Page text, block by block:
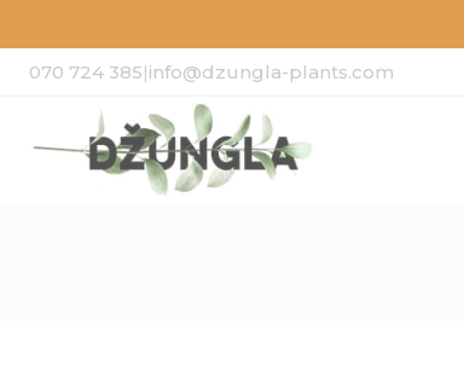
070 724 385|info@dzungla-plants.com